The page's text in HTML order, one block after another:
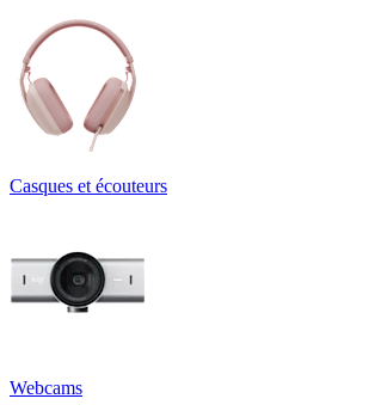
Casques et écouteurs
Webcams